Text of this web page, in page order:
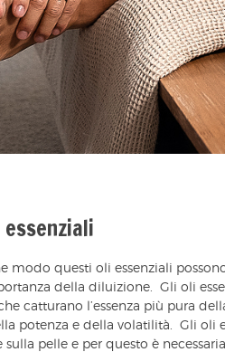
modo questi oli essenziali
della diluizione. Gli oli
catturano l’essenza più pura
potenza e della volatilità. Gli oli
pelle e per questo è